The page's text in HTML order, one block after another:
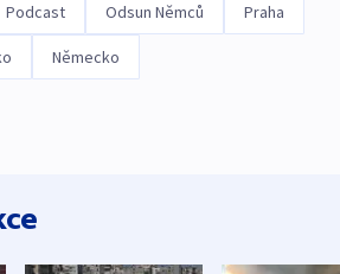
Podcast Odsun Němců Praha
Německo